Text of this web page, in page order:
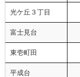
光ケ丘３丁目
富士見台
東壱町田
平成台